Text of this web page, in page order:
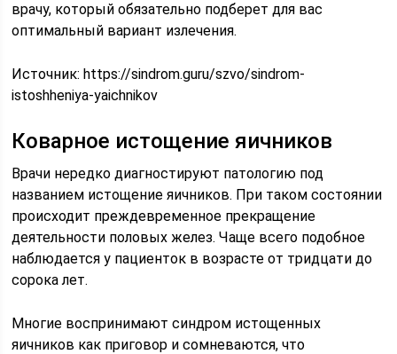
врачу, который обязательно подберет для вас
оптимальный вариант излечения.
Источник:https://sindrom.guru/szvo/sindrom-
istoshheniya-yaichnikov
Коварное истощение яичников
Врачи нередко диагностируют патологию под
названием истощение яичников. При таком состоянии
происходит преждевременное прекращение
деятельности половых желез. Чаще всего подобное
наблюдается у пациенток в возрасте от тридцати до
сорока лет.
Многие воспринимают синдром истощенных
яичников как приговор и сомневаются, что